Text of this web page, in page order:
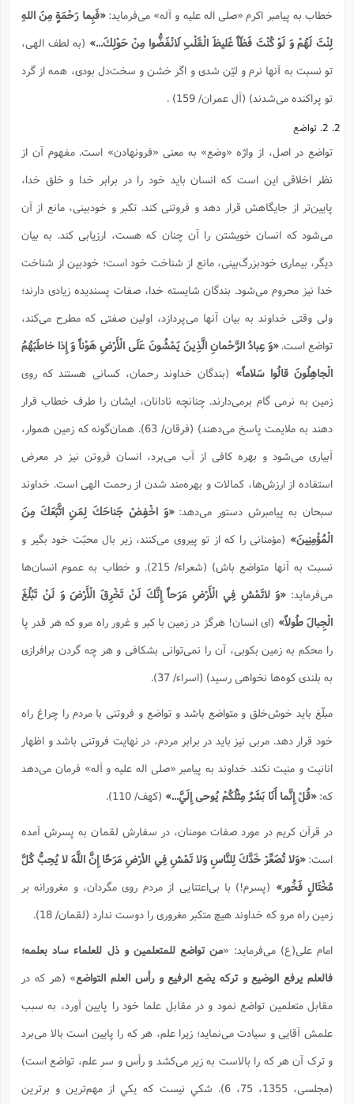
خطاب به پیامبر اکرم «صلی اله علیه و آله» می‌فرماید: «فَبِما رَحْمَةٍ مِنَ اللهِ
لِنْتَ لَهُمْ وَ لَوْ كُنْتَ فَظّاً غَليظَ الْقَلْبِ لَانْفَضُّوا مِنْ حَوْلِكَ...»(به لطف الهی،
تو نسبت به آنها نرم و لیّن شدی و اگر خشن و سخت‌دل بودی، همه از گرد
تو پراکنده می‌شدند) (آل عمران/ 159) .
2. 2. تواضع
تواضع در اصل، از واژه «وضع» به معنی «فرونهادن» است. مفهوم آن از
نظر اخلاقی این است که انسان باید خود را در برابر خدا و خلق خدا،
پایین‌تر از جایگاهش قرار دهد و فروتنی کند. تکبر و خود‌بینی، مانع از آن
می‌شود که انسان خویشتن را آن چنان که هست، ارزیابی کند. به بیان
دیگر، بیماری خودبزرگ‌بینی، مانع از شناخت خود است؛ خودبین از شناخت
خدا نیز محروم می‌شود. بندگان شایسته خدا، صفات پسندیده زیادی دارند؛
ولی وقتی خداوند به بیان آنها می‌پردازد، اولین صفتی که مطرح می‌کند،
تواضع است. «وَ عِبادُ الرَّحْمانِ الَّذِينَ يَمْشُونَ عَلَى الْأَرْضِ هَوْناً وَ إِذا خاطَبَهُمُ
الْجاهِلُونَ قالُوا سَلاماً»(بندگان خداوند رحمان، کسانی هستند که روی
زمین به نرمی گام برمی‌دارند. چنانچه نادانان، ایشان را طرف خطاب قرار
دهند به ملایمت پاسخ می‌دهند) (فرقان/ 63). همان‌گونه که زمین هموار،
آبیاری می‌شود و بهره کافی از آب می‌برد، انسان فروتن نیز در معرض
استفاده از ارزش‌ها، کمالات و بهره‌مند شدن از رحمت الهی است. خداوند
سبحان به پیامبرش دستور می‌دهد: «وَ اخْفِضْ جَناحَكَ لِمَنِ اتَّبَعَكَ مِنَ
الْمُؤْمِنِينَ»(مؤمنانی را كه از تو پیروی می‌كنند، زیر بال محبّت خود بگیر و
نسبت به آنها متواضع باش) (شعراء/ 215). و خطاب به عموم انسان‌ها
می‌فرماید: «وَ لاتَمْشِ فِي الْأَرْضِ مَرَحاً إِنَّكَ لَنْ تَخْرِقَ الْأَرْضَ وَ لَنْ تَبْلُغَ
الْجِبالَ طُولاً»(ای انسان! هرگز در زمین با كبر و غرور راه مرو كه هر قدر پا
را محكم به زمین بكوبی، آن را نمی‌توانی بشكافی و هر چه گردن برافرازی
به بلندی كوه‌ها نخواهی رسید) (اسراء/ 37).
مبلّغ باید خوش‌خلق و متواضع باشد و تواضع و فروتنی با مردم را چراغ راه
خود قرار دهد. مربی نیز باید در برابر مردم، در نهایت فروتنی باشد و اظهار
انانیت و منیت نکند. خداوند به پیامبر «صلی اله علیه و آله» فرمان می‌دهد
که: «قُلْ إِنَّما أَنَا بَشَرٌ مِثْلُكُمْ يُوحى إِلَيَّ...»(کهف/ 110).
در قرآن کریم در مورد صفات مومنان، در سفارش لقمان به پسرش آمده
است: «وَلا تُصَعِّرْ خَدَّكَ لِلنَّاسِ وَلا تَمْشِ فِي الأرْضِ مَرَحًا إِنَّ اللَّهَ لا يُحِبُّ كُلَّ
مُخْتَالٍ فَخُور»(پسرم!) با بى‌اعتنايى از مردم روى مگردان، و مغرورانه بر
زمين راه مرو كه خداوند هيچ متكبر مغرورى را دوست ندارد (لقمان/ 18).
امام علی(ع) می‌فرماید: «من تواضع للمتعلمین و ذل للعلماء ساد بعلمه؛
فالعلم یرفع الوضیع و ترکه یضع الرفیع و رأس العلم التواضع» (هر که در
مقابل متعلمین تواضع نمود و در مقابل علما خود را پایین آورد، به سبب
علمش آقایی و سیادت می‌نماید؛ زیرا علم، هر که را پایین است بالا می‌برد
و ترک آن هر که را بالاست به زیر می‌کشد و رأس و سر علم، تواضع است)
(مجلسی، 1355، 75، 6). شكي نيست كه يكي از مهم‌ترين و برترين